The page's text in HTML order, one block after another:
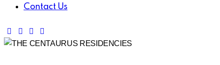
Contact Us